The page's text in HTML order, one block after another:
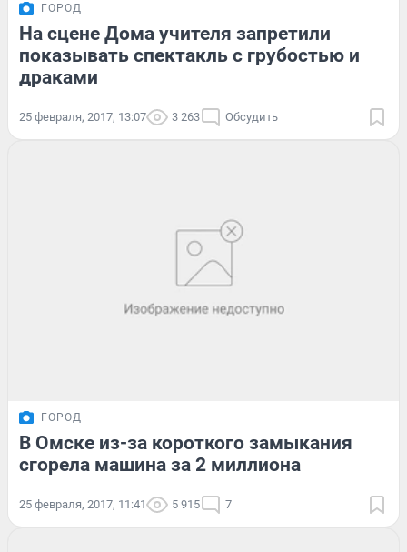
ГОРОД
На сцене Дома учителя запретили
показывать спектакль с грубостью и
драками
25 февраля, 2017, 13:07 3 263 Обсудить
ГОРОД
В Омске из-за короткого замыкания
сгорела машина за 2 миллиона
25 февраля, 2017, 11:41 5 915 7